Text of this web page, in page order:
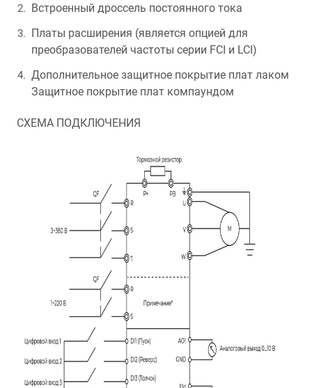
Встроенный дроссель постоянного тока
Платы расширения (является опцией для
преобразователей частоты серии FCI и LCI)
Дополнительное защитное покрытие плат лаком
Защитное покрытие плат компаундом
СХЕМА ПОДКЛЮЧЕНИЯ